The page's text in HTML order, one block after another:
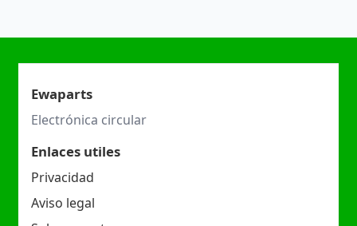
Ewaparts
Electrónica circular
Enlaces utiles
Privacidad
Aviso legal